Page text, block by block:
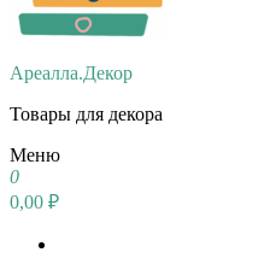
Ареалла.Декор
Товары для декора
Меню
0
0,00 ₽